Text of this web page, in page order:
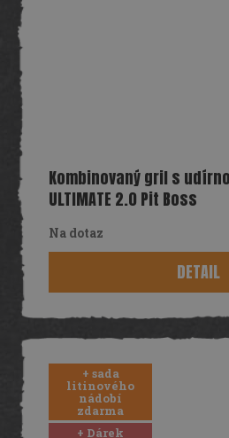
Kombinovaný gril s
ULTIMATE 2.0 Pit Boss
Na dotaz
DETAIL
+ sada
litinového
nádobí
zdarma
+ Dárek